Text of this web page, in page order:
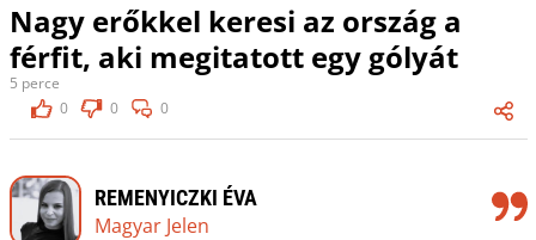
Nagy erőkkel keresi az ország a
férfit, aki megitatott egy gólyát
5 perce
0
0 0
REMENYICZKI ÉVA
Magyar Jelen